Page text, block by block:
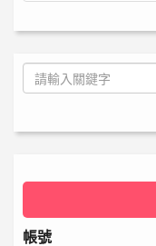
帳號